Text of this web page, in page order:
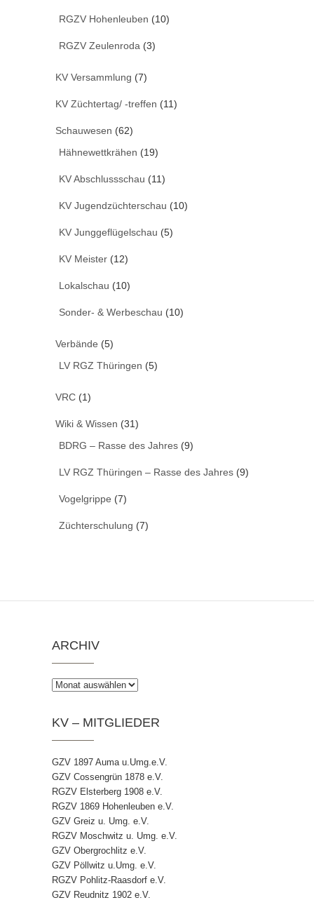
RGZV Hohenleuben (10)
RGZV Zeulenroda (3)
KV Versammlung (7)
KV Züchtertag/ -treffen (11)
Schauwesen (62)
Hähnewettkrähen (19)
KV Abschlussschau (11)
KV Jugendzüchterschau (10)
KV Junggeflügelschau (5)
KV Meister (12)
Lokalschau (10)
Sonder- & Werbeschau (10)
Verbände (5)
LV RGZ Thüringen (5)
VRC (1)
Wiki & Wissen (31)
BDRG – Rasse des Jahres (9)
LV RGZ Thüringen – Rasse des Jahres (9)
Vogelgrippe (7)
Züchterschulung (7)
ARCHIV
Archiv
KV – MITGLIEDER
GZV 1897 Auma u.Umg.e.V.
GZV Cossengrün 1878 e.V.
RGZV Elsterberg 1908 e.V.
RGZV 1869 Hohenleuben e.V.
GZV Greiz u. Umg. e.V.
RGZV Moschwitz u. Umg. e.V.
GZV Obergrochlitz e.V.
GZV Pöllwitz u.Umg. e.V.
RGZV Pohlitz-Raasdorf e.V.
GZV Reudnitz 1902 e.V.